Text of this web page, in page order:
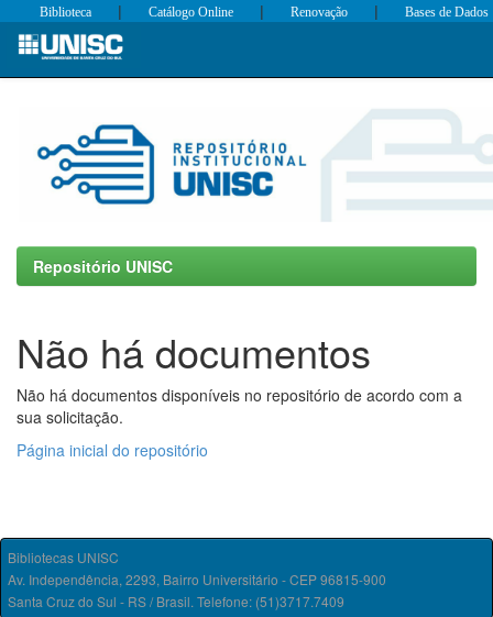
Skip
Biblioteca | Catálogo Online | Renovação | Bases de Dados
Repositório UNISC
Não há documentos
Não há documentos disponíveis no repositório de acordo com a
sua solicitação.
Página inicial do repositório
Bibliotecas UNISC
Av. Independência, 2293, Bairro Universitário - CEP 96815-900
Santa Cruz do Sul - RS / Brasil. Telefone: (51)3717.7409